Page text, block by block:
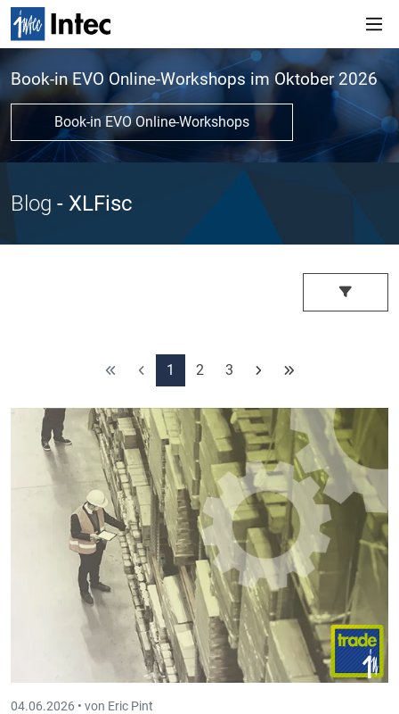
Book-in EVO Online-Workshops im Oktober 2026
Book-in EVO Online-Workshops
Blog - XLFisc
1 2 3
04.06.2026 • von Eric Pint